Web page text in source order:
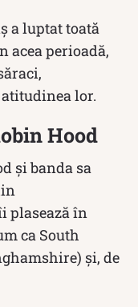
a luptat toată
perioadă,
lor.
Hood
și banda sa
plasează în
ca South
și, de